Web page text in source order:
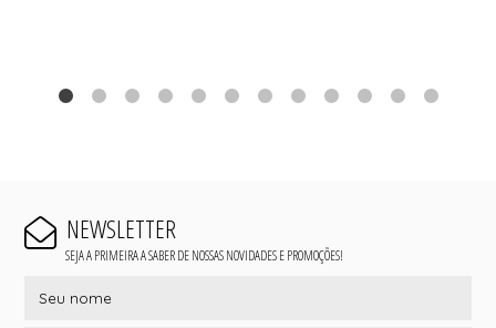
NEWSLETTER
SEJA A PRIMEIRA A SABER DE NOSSAS NOVIDADES E PROMOÇÕES!